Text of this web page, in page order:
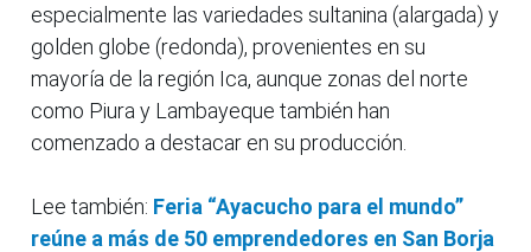
especialmente las variedades sultanina (alargada) y
golden globe (redonda), provenientes en su
mayoría de la región Ica, aunque zonas del norte
como Piura y Lambayeque también han
comenzado a destacar en su producción.
Lee también: Feria “Ayacucho para el mundo”
reúne a más de 50 emprendedores en San Borja